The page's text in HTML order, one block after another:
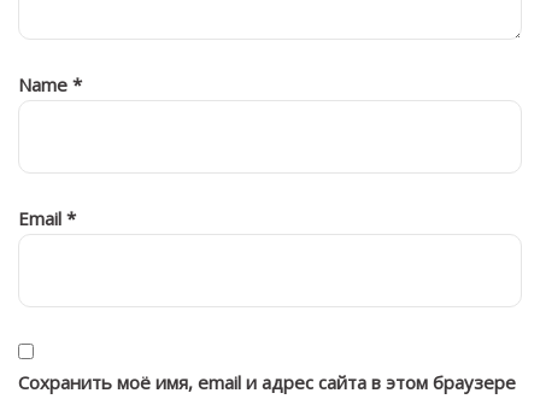
Name *
Email *
Сохранить моё имя, email и адрес сайта в этом браузере